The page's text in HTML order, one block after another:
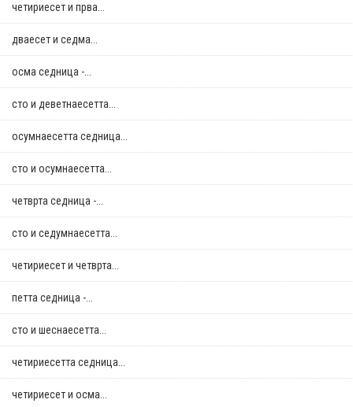
четириесет и прва...
дваесет и седма...
осма седница -...
сто и деветнаесетта...
осумнaесетта седница...
сто и осумнaесетта...
четврта седница -...
сто и седумнаесетта...
четириесет и четврта...
петта седница -...
сто и шеснаесетта...
четириесетта седница...
четириесет и осма...